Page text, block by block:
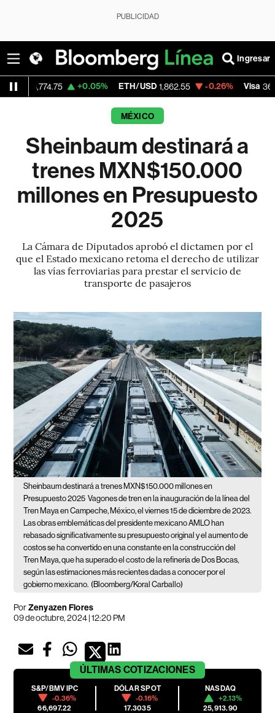
PUBLICIDAD
Ingresar
+0.05% ETH/USD 1,862.55 -0.26% Visa 365.67 -
MÉXICO
Sheinbaum destinará a
trenes MXN$150.000
millones en Presupuesto
2025
La Cámara de Diputados aprobó el dictamen por el
que el Estado mexicano retoma el derecho de utilizar
las vías ferroviarias para prestar el servicio de
transporte de pasajeros
Sheinbaum destinará a trenes MXN$150.000 millones en
Presupuesto 2025 Vagones de tren en la inauguración de la línea del
Tren Maya en Campeche, México, el viernes 15 de diciembre de 2023.
Las obras emblemáticas del presidente mexicano AMLO han
rebasado significativamente su presupuesto original y el aumento de
costos se ha convertido en una constante en la construcción del
Tren Maya, que ha superado el costo de la refinería de Dos Bocas,
según las estimaciones más recientes dadas a conocer por el
gobierno mexicano. (Bloomberg/Koral Carballo)
PorZenyazen Flores
09 de octubre, 2024 | 12:20 PM
ÚLTIMAS COTIZACIONES
S&P/BMV IPC
-0.36%
66,697.22
DÓLAR SPOT
-0.16%
17.3035
NASDAQ
+2.13%
25,913.90